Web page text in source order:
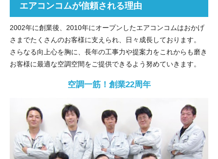
エアコンコムが信頼される理由
2002年に創業後、2010年にオープンしたエアコンコムはおかげ
さまでたくさんのお客様に支えられ、日々成長しております。
さらなる向上心を胸に、長年の工事力や提案力をこれからも磨き
お客様に最適な空調空間をご提供できるよう努めていきます。
空調一筋！創業22周年